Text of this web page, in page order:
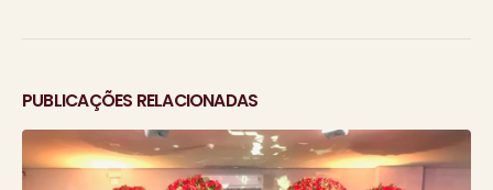
PUBLICAÇÕES RELACIONADAS